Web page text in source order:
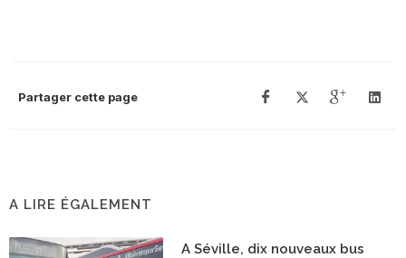
Partager cette page
A LIRE ÉGALEMENT
A Séville, dix nouveaux bus